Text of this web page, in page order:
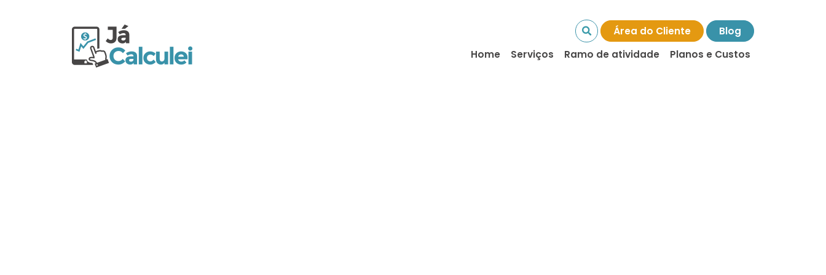
Área do Cliente
Blog
Home
Serviços Ramo de atividade Planos e Custos